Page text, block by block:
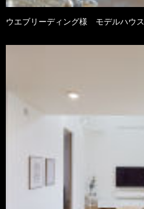
ウエブリーディング様 モデルハウス